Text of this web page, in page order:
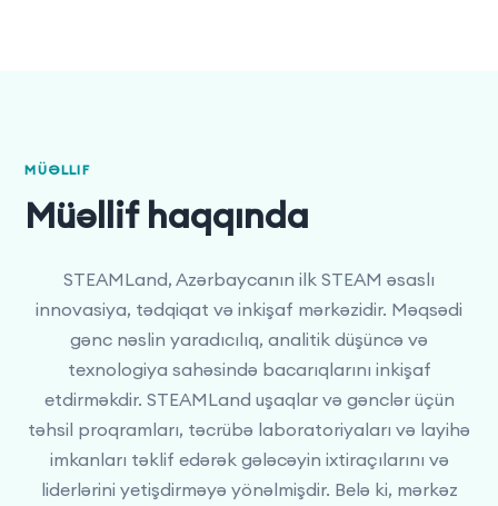
MÜƏLLIF
Müəllif haqqında
STEAMLand, Azərbaycanın ilk STEAM əsaslı
innovasiya, tədqiqat və inkişaf mərkəzidir. Məqsədi
gənc nəslin yaradıcılıq, analitik düşüncə və
texnologiya sahəsində bacarıqlarını inkişaf
etdirməkdir. STEAMLand uşaqlar və gənclər üçün
təhsil proqramları, təcrübə laboratoriyaları və layihə
imkanları təklif edərək gələcəyin ixtiraçılarını və
liderlərini yetişdirməyə yönəlmişdir. Belə ki, mərkəz